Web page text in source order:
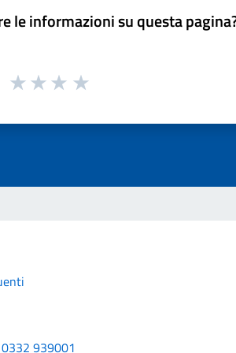
le informazioni su questa
939001